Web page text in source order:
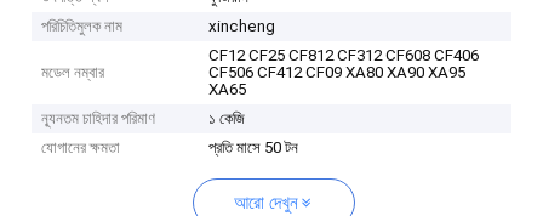
পরিচিতিমুলক নাম
xincheng
মডেল নম্বার
CF12 CF25 CF812 CF312 CF608 CF406
CF506 CF412 CF09 XA80 XA90 XA95
XA65
ন্যূনতম চাহিদার পরিমাণ
১ কেজি
যোগানের ক্ষমতা
প্রতি মাসে 50 টন
আরো দেখুন